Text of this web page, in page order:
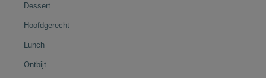
Dessert
Hoofdgerecht
Lunch
Ontbijt